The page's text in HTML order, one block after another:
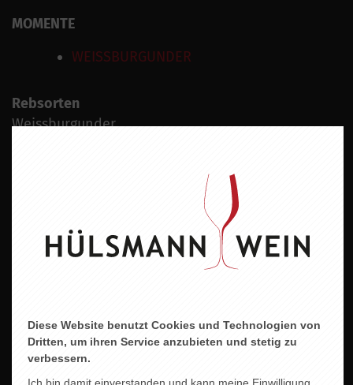
MOMENTE
WEISSBURGUNDER
Rebsorten
Weissburgunder
Trocken
Region
Baden
Diese Website benutzt Cookies und Technologien von
Dritten, um ihren Service anzubieten und stetig zu
verbessern.